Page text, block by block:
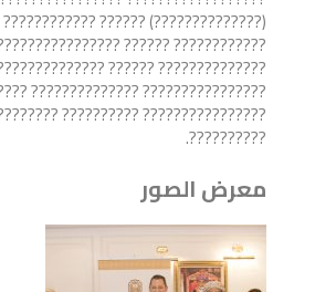
?????? ???????????? ??????
?????? ?????????????????? ????
?????????????? ????????????????
?????????????? ?????????? ????????
???????????? ????????????
??????????.
معرض الصور